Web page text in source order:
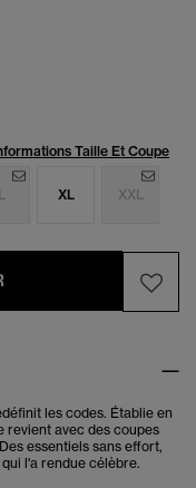
Taille Et Coupe
L XL XXL
les codes. Établie en
revient avec des coupes
essentiels sans effort,
l'a rendue célèbre.